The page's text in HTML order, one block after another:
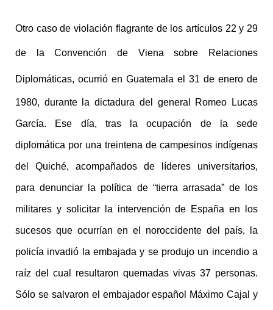
Otro casode violación flagrante de los artículos 22 y 29
de laConvención de Viena sobre Relaciones
Diplomáticas, ocurrió en Guatemala el 31 de enero de
1980, durante la dictadura del general Romeo Lucas
García. Ese día, tras la ocupación de la sede
diplomática por una treintena de campesinos indígenas
del Quiché, acompañados de líderes universitarios,
para denunciar la política de “tierra arrasada” de los
militares y solicitar la intervención de España en los
sucesos que ocurrían en el noroccidente del país, la
policía invadió la embajada y se produjo un incendio a
raíz del cual resultaron quemadas vivas 37 personas.
Sólo se salvaron el embajador español Máximo Cajal y